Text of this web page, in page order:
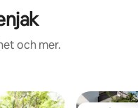
och mer.